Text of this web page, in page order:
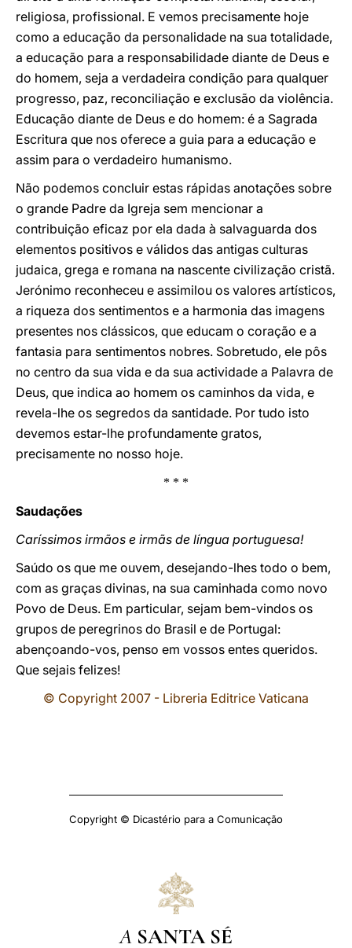
religiosa, profissional. E vemos precisamente hoje
como a educação da personalidade na sua totalidade,
a educação para a responsabilidade diante de Deus e
do homem, seja a verdadeira condição para qualquer
progresso, paz, reconciliação e exclusão da violência.
Educação diante de Deus e do homem: é a Sagrada
Escritura que nos oferece a guia para a educação e
assim para o verdadeiro humanismo.
Não podemos concluir estas rápidas anotações sobre
o grande Padre da Igreja sem mencionar a
contribuição eficaz por ela dada à salvaguarda dos
elementos positivos e válidos das antigas culturas
judaica, grega e romana na nascente civilização cristã.
Jerónimo reconheceu e assimilou os valores artísticos,
a riqueza dos sentimentos e a harmonia das imagens
presentes nos clássicos, que educam o coração e a
fantasia para sentimentos nobres. Sobretudo, ele pôs
no centro da sua vida e da sua actividade a Palavra de
Deus, que indica ao homem os caminhos da vida, e
revela-lhe os segredos da santidade. Por tudo isto
devemos estar-lhe profundamente gratos,
precisamente no nosso hoje.
* * *
Saudações
Caríssimos irmãos e irmãs de língua portuguesa!
Saúdo os que me ouvem, desejando-lhes todo o bem,
com as graças divinas, na sua caminhada como novo
Povo de Deus. Em particular, sejam bem-vindos os
grupos de peregrinos do Brasil e de Portugal:
abençoando-vos, penso em vossos entes queridos.
Que sejais felizes!
© Copyright 2007 - Libreria Editrice Vaticana
Copyright © Dicastério para a Comunicação
A SANTA SÉ